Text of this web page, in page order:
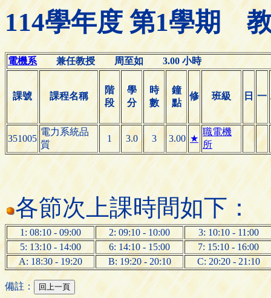
114學年度 第1學期
電機系兼任教授 周至如 3.00 小時
課號 課程名稱
階
段
學
分
時
數
鐘
點
修 班級 日 一
351005
電力系統品
質
1 3.0 3 3.00 ★
職電機
所
各節次上課時間如下：
1: 08:10 - 09:00 2: 09:10 - 10:00
3: 10:10 - 11:00
5: 13:10 - 14:00
6: 14:10 - 15:00
7: 15:10 - 16:00
A: 18:30 - 19:20
B: 19:20 - 20:10 C: 20:20 - 21:10
備註：